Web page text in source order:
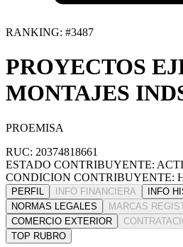
RANKING: #3487
PROYECTOS
MONTAJES
PROEMISA
RUC: 20374818661
ESTADO CONTRIBUYENTE:
CONDICION CONTRIBUYENTE:
PERFIL INFO FINANCIERA
INFO
NORMAS LEGALES
MARCAS
COMERCIO EXTERIOR
TOP RUBRO